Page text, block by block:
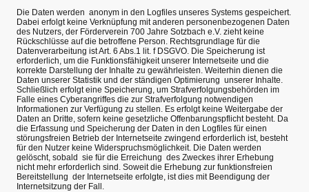
Die Daten werden anonym in den Logfiles unseres Systems gespeichert.
Dabei erfolgt keine Verknüpfung mit anderen personenbezogenen Daten
des Nutzers, der Förderverein 700 Jahre Sotzbach e.V. zieht keine
Rückschlüsse auf die betroffene Person. Rechtsgrundlage für die
Datenverarbeitung ist Art. 6 Abs.1 lit. f DSGVO. Die Speicherung ist
erforderlich, um die Funktionsfähigkeit unserer Internetseite und die
korrekte Darstellung der Inhalte zu gewährleisten. Weiterhin dienen die
Daten unserer Statistik und der ständigen Optimierung unserer Inhalte.
Schließlich erfolgt eine Speicherung, um Strafverfolgungsbehörden im
Falle eines Cyberangriffes die zur Strafverfolgung notwendigen
Informationen zur Verfügung zu stellen. Es erfolgt keine Weitergabe der
Daten an Dritte, sofern keine gesetzliche Offenbarungspflicht besteht. Da
die Erfassung und Speicherung der Daten in den Logfiles für einen
störungsfreien Betrieb der Internetseite zwingend erforderlich ist, besteht
für den Nutzer keine Widerspruchsmöglichkeit. Die Daten werden
gelöscht, sobald sie für die Erreichung des Zweckes ihrer Erhebung
nicht mehr erforderlich sind. Soweit die Erhebung zur funktionsfreien
Bereitstellung der Internetseite erfolgte, ist dies mit Beendigung der
Internetsitzung der Fall.